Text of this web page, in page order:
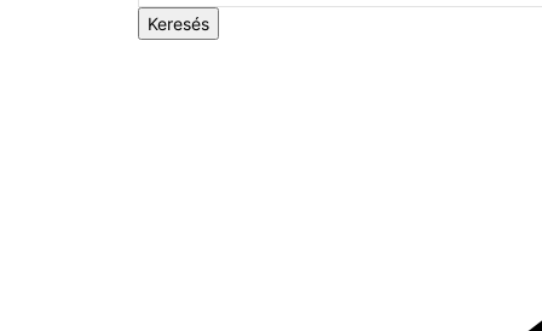
Keresés